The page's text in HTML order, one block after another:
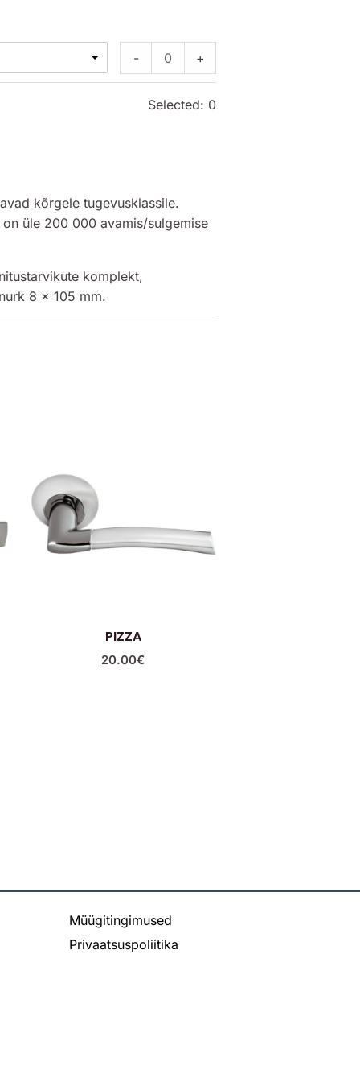
- +
Selected: 0
kõrgele tugevusklassile.
üle 200 000 avamis/sulgemise
komplekt,
8 x 105 mm.
PIZZA
20.00€
Müügitingimused
Privaatsuspoliitika